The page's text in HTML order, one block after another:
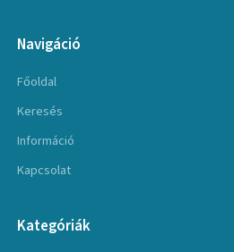
Navigáció
Főoldal
Keresés
Információ
Kapcsolat
Kategóriák